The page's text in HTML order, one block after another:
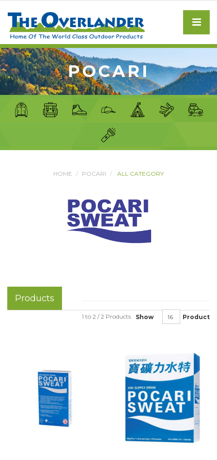
POCARI
HOME POCARI ALL CATEGORY
Products
Show Product
1 to 2 / 2 Products